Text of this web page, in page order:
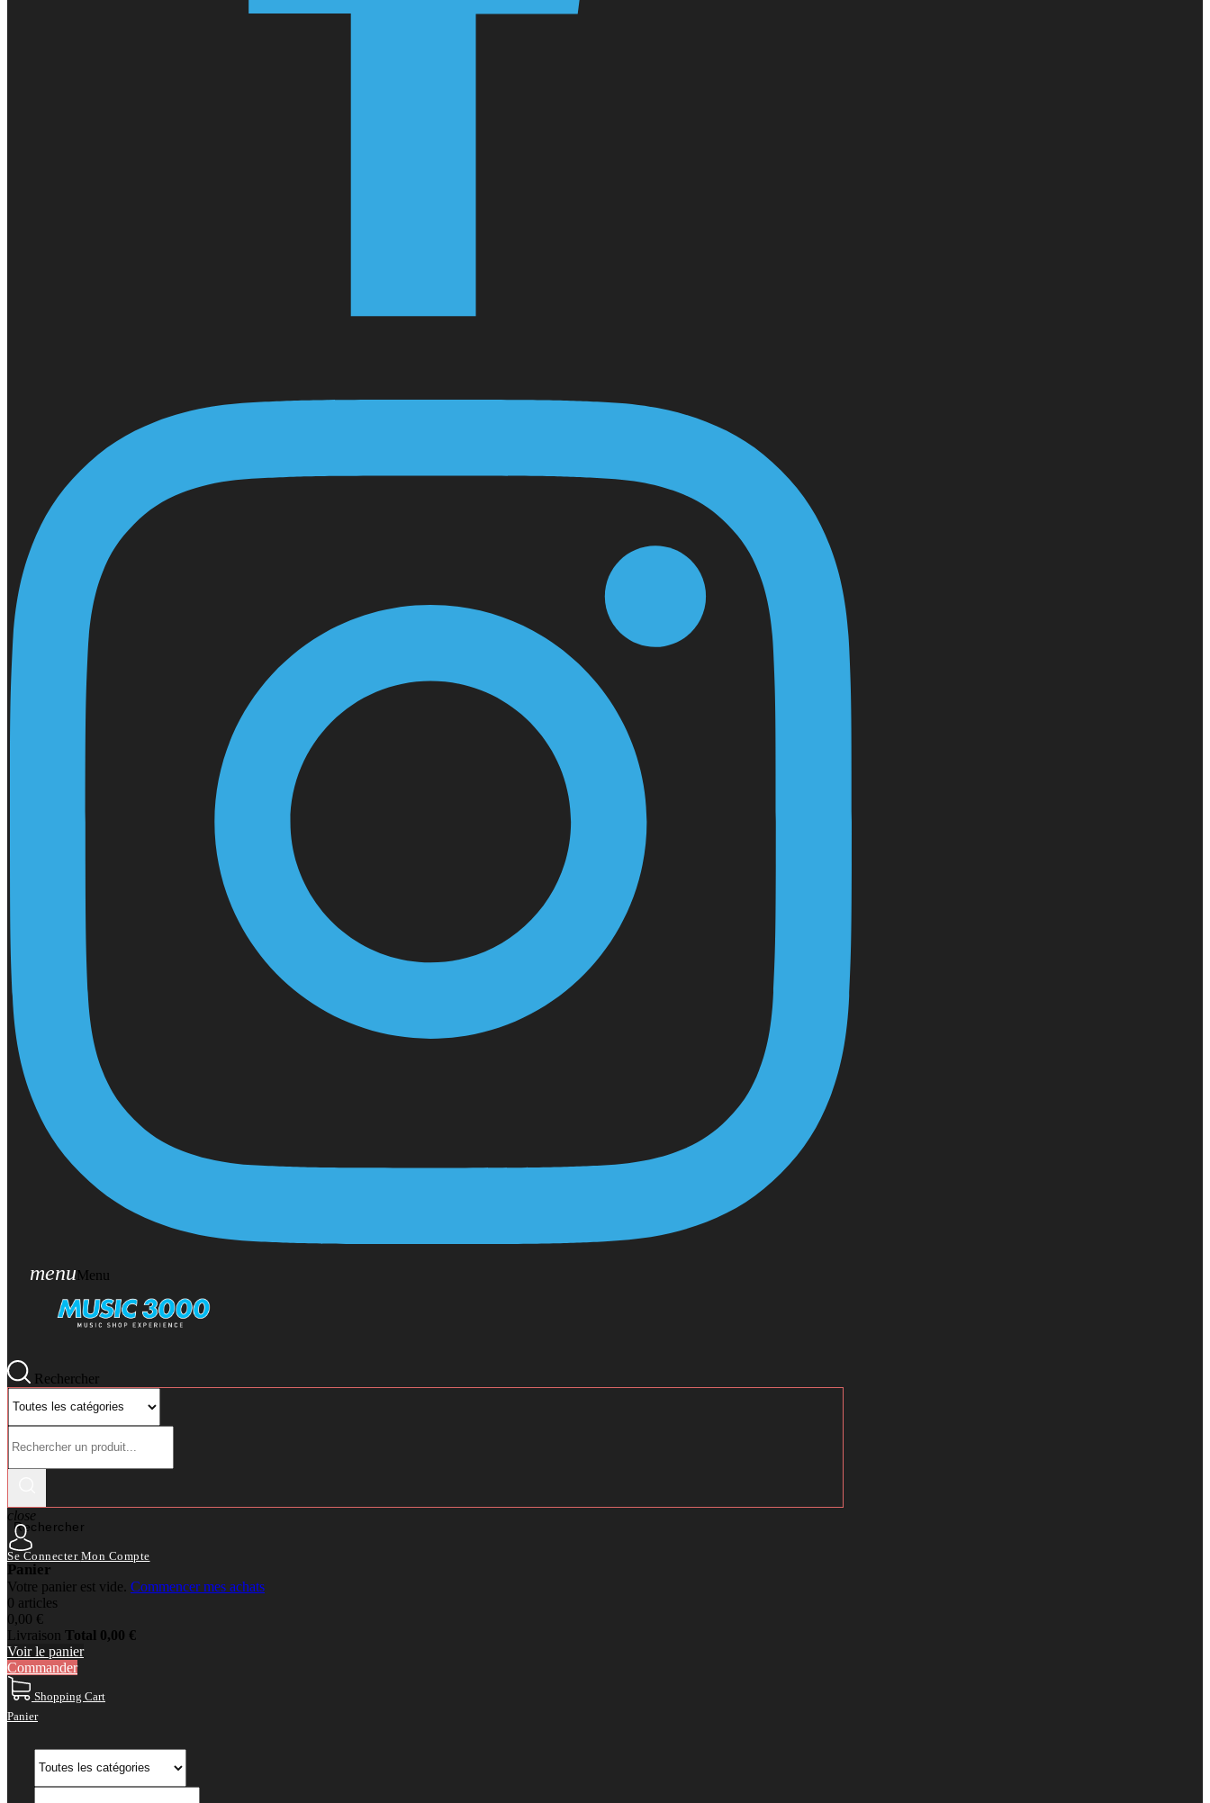
menuMenu
Rechercher
Rechercher
close
Se Connecter Mon Compte
Panier
Votre panier est vide. Commencer mes achats
0 articles
0,00 €
Livraison Total 0,00 €
Voir le panier
Commander
Shopping Cart
Panier